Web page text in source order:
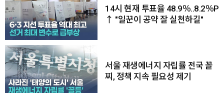
14시 현재 투표율 48.9％..8.2％P
↑ "일꾼이 공약 잘 실천하길"
서울 재생에너지 자립률 전국 꼴
찌, 정책 지속 필요성 제기